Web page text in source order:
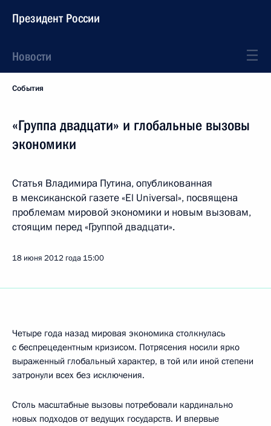
Президент России
Новости
События
«Группа двадцати» и глобальные вызовы
экономики
Статья Владимира Путина, опубликованная
в мексиканской газете «El Universal», посвящена
проблемам мировой экономики и новым вызовам,
стоящим перед «Группой двадцати».
18 июня 2012 года 15:00
Четыре года назад мировая экономика столкнулась
с беспрецедентным кризисом. Потрясения носили ярко
выраженный глобальный характер, в той или иной степени
затронули всех без исключения.
Столь масштабные вызовы потребовали кардинально
новых подходов от ведущих государств. И впервые